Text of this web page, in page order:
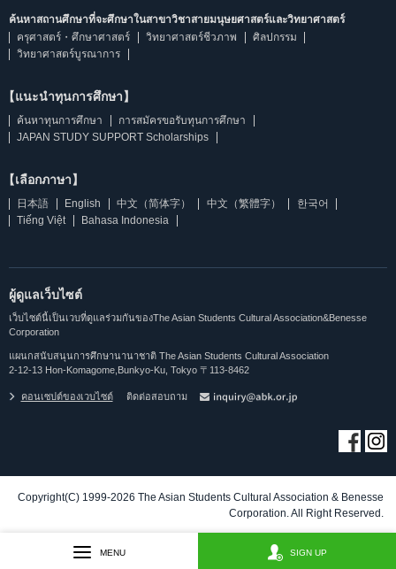
ค้นหาสถานศึกษาที่จะศึกษาในสาขาวิชาสายมนุษยศาสตร์และวิทยาศาสตร์
ครุศาสตร์・ศึกษาศาสตร์
วิทยาศาสตร์ชีวภาพ
ศิลปกรรม
วิทยาศาสตร์บูรณาการ
【แนะนำทุนการศึกษา】
ค้นหาทุนการศึกษา
การสมัครขอรับทุนการศึกษา
JAPAN STUDY SUPPORT Scholarships
【เลือกภาษา】
日本語 English 中文（简体字） 中文（繁體字）
한국어
Tiếng Việt
Bahasa Indonesia
ผู้ดูแลเว็บไซต์
เว็บไซต์นี้เป็นเวบที่ดูแลร่วมกันของThe Asian Students Cultural Association&Benesse
Corporation
แผนกสนับสนุนการศึกษานานาชาติ The Asian Students Cultural Association
2-12-13 Hon-Komagome,Bunkyo-Ku, Tokyo 〒113-8462
คอนเซปต์ของเวบไซต์ ติดต่อสอบถาม
Copyright(C) 1999-2026 The Asian Students Cultural Association & Benesse
Corporation. All Right Reserved.
MENU SIGN UP